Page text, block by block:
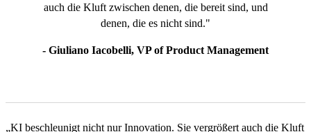
auch die Kluft zwischen denen, die bereit sind, und
denen, die es nicht sind."
- Giuliano Iacobelli, VP of Product Management
„KI beschleunigt nicht nur Innovation. Sie vergrößert auch die Kluft